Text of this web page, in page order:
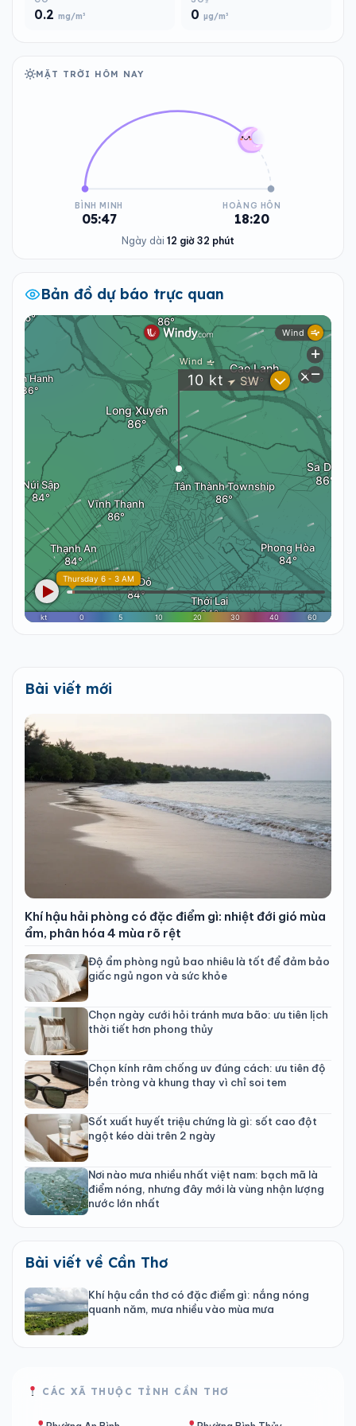
0.2 mg/m³ 0 µg/m³
MẶT TRỜI HÔM NAY
BÌNH MINH
05:47
HOÀNG HÔN
18:20
Ngày dài 12 giờ 32 phút
Bản đồ dự báo trực quan
Bài viết mới
Khí hậu hải phòng có đặc điểm gì: nhiệt đới gió mùa
ẩm, phân hóa 4 mùa rõ rệt
Độ ẩm phòng ngủ bao nhiêu là tốt để đảm bảo
giấc ngủ ngon và sức khỏe
Chọn ngày cưới hỏi tránh mưa bão: ưu tiên lịch
thời tiết hơn phong thủy
Chọn kính râm chống uv đúng cách: ưu tiên độ
bền tròng và khung thay vì chỉ soi tem
Sốt xuất huyết triệu chứng là gì: sốt cao đột
ngột kéo dài trên 2 ngày
Nơi nào mưa nhiều nhất việt nam: bạch mã là
điểm nóng, nhưng đây mới là vùng nhận lượng
nước lớn nhất
Bài viết về Cần Thơ
Khí hậu cần thơ có đặc điểm gì: nắng nóng
quanh năm, mưa nhiều vào mùa mưa
CÁC XÃ THUỘC TỈNH CẦN THƠ